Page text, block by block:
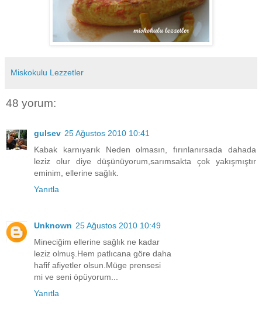
Miskokulu Lezzetler
48 yorum:
gulsev 25 Ağustos 2010 10:41
Kabak karnıyarık Neden olmasın, fırınlanırsada dahada
leziz olur diye düşünüyorum,sarımsakta çok yakışmıştır
eminim, ellerine sağlık.
Yanıtla
Unknown 25 Ağustos 2010 10:49
Mineciğim ellerine sağlık ne kadar
leziz olmuş.Hem patlıcana göre daha
hafif afiyetler olsun.Müge prensesi
mi ve seni öpüyorum...
Yanıtla